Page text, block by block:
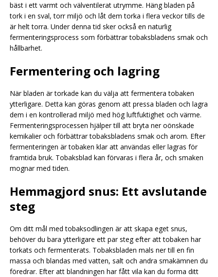
bäst i ett varmt och välventilerat utrymme. Häng bladen på
tork i en sval, torr miljö och låt dem torka i flera veckor tills de
är helt torra. Under denna tid sker också en naturlig
fermenteringsprocess som förbättrar tobaksbladens smak och
hållbarhet.
Fermentering och lagring
När bladen är torkade kan du välja att fermentera tobaken
ytterligare. Detta kan göras genom att pressa bladen och lagra
dem i en kontrollerad miljö med hög luftfuktighet och värme.
Fermenteringsprocessen hjälper till att bryta ner oönskade
kemikalier och förbättrar tobaksbladens smak och arom. Efter
fermenteringen är tobaken klar att användas eller lagras för
framtida bruk. Tobaksblad kan förvaras i flera år, och smaken
mognar med tiden.
Hemmagjord snus: Ett avslutande
steg
Om ditt mål med tobaksodlingen är att skapa eget snus,
behöver du bara ytterligare ett par steg efter att tobaken har
torkats och fermenterats. Tobaksbladen mals ner till en fin
massa och blandas med vatten, salt och andra smakämnen du
föredrar. Efter att blandningen har fått vila kan du forma ditt